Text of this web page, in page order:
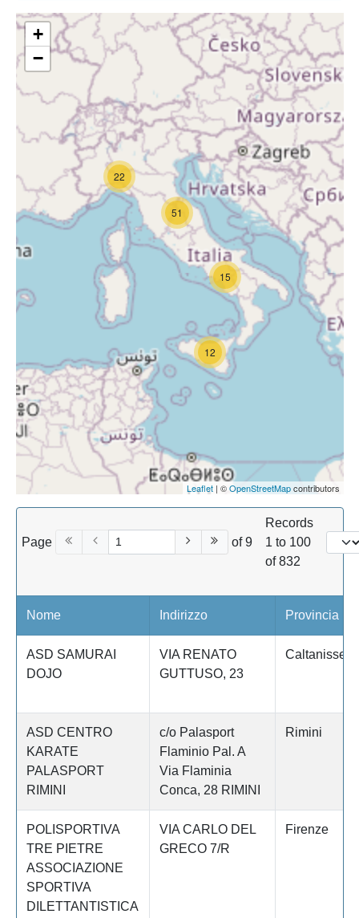
15
12
22
51
+
−
Leaflet| ©OpenStreetMapcontributors
Page of 9
Records
1 to 100
of 832
Nome Indirizzo Provincia
ASD SAMURAI
DOJO
VIA RENATO
GUTTUSO, 23
Caltanissetta
ASD CENTRO
KARATE
PALASPORT
RIMINI
c/o Palasport
Flaminio Pal. A
Via Flaminia
Conca, 28 RIMINI
Rimini
POLISPORTIVA
TRE PIETRE
ASSOCIAZIONE
SPORTIVA
DILETTANTISTICA
VIA CARLO DEL
GRECO 7/R
Firenze